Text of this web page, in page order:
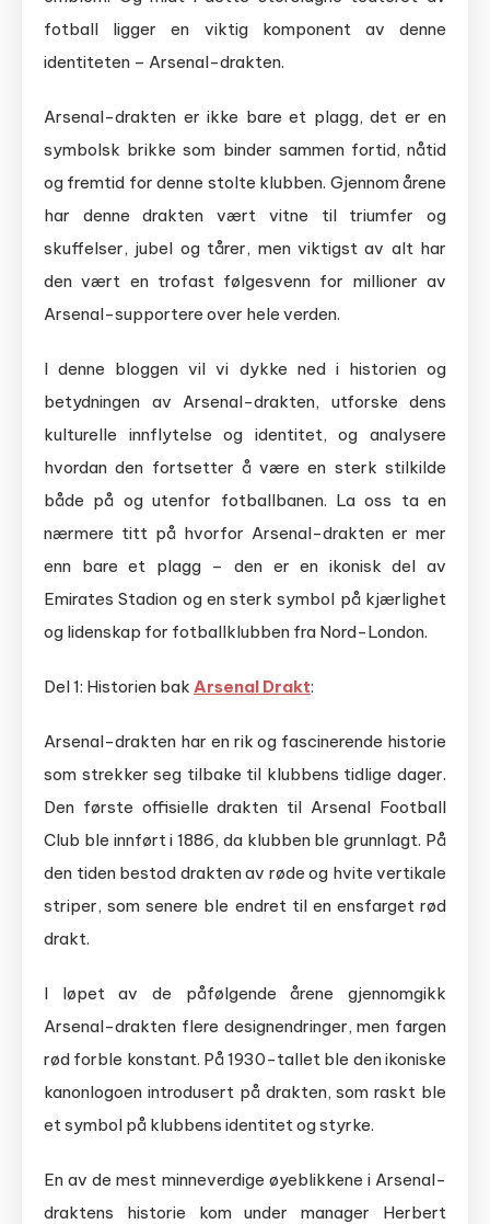
fotball ligger en viktig komponent av denne
identiteten – Arsenal-drakten.
Arsenal-drakten er ikke bare et plagg, det er en
symbolsk brikke som binder sammen fortid, nåtid
og fremtid for denne stolte klubben. Gjennom årene
har denne drakten vært vitne til triumfer og
skuffelser, jubel og tårer, men viktigst av alt har
den vært en trofast følgesvenn for millioner av
Arsenal-supportere over hele verden.
I denne bloggen vil vi dykke ned i historien og
betydningen av Arsenal-drakten, utforske dens
kulturelle innflytelse og identitet, og analysere
hvordan den fortsetter å være en sterk stilkilde
både på og utenfor fotballbanen. La oss ta en
nærmere titt på hvorfor Arsenal-drakten er mer
enn bare et plagg – den er en ikonisk del av
Emirates Stadion og en sterk symbol på kjærlighet
og lidenskap for fotballklubben fra Nord-London.
Del 1: Historien bak Arsenal Drakt:
Arsenal-drakten har en rik og fascinerende historie
som strekker seg tilbake til klubbens tidlige dager.
Den første offisielle drakten til Arsenal Football
Club ble innført i 1886, da klubben ble grunnlagt. På
den tiden bestod drakten av røde og hvite vertikale
striper, som senere ble endret til en ensfarget rød
drakt.
I løpet av de påfølgende årene gjennomgikk
Arsenal-drakten flere designendringer, men fargen
rød forble konstant. På 1930-tallet ble den ikoniske
kanonlogoen introdusert på drakten, som raskt ble
et symbol på klubbens identitet og styrke.
En av de mest minneverdige øyeblikkene i Arsenal-
draktens historie kom under manager Herbert